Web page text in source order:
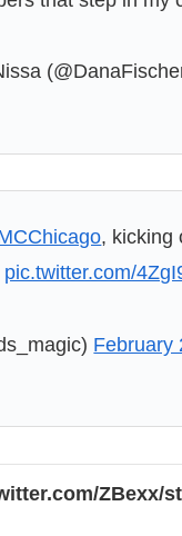
, kicking
pic.twitter.com/
February
ZBexx/